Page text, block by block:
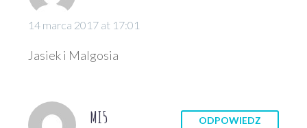
14 marca 2017 at 17:01
Jasiek i Malgosia
MI5 ODPOWIEDZ